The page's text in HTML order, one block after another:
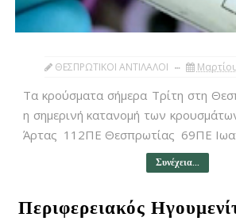
ΘΕΣΠΡΩΤΙΚΟΙ ΑΝΤΙΛΑΛΟΙ
Τα κρούσματα σήμερα Τρίτη στη
η σημερινή κατανομή των
Άρτας 112ΠΕ Θεσπρωτίας 69ΠΕ
Συνέχεια...
Περιφερειακός